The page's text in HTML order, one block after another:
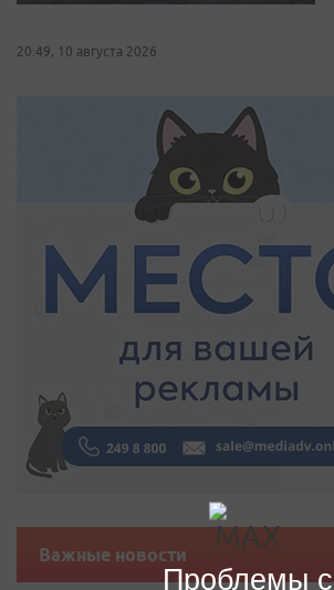
20:49, 10 августа 2026
Важные новости
Проблемы с